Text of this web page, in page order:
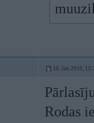
16. Jan 2010,
Rodas